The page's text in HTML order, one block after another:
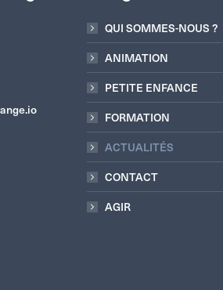
QUI SOMMES-NOUS ?
ANIMATION
PETITE ENFANCE
FORMATION
ACTUALITÉS
CONTACT
AGIR